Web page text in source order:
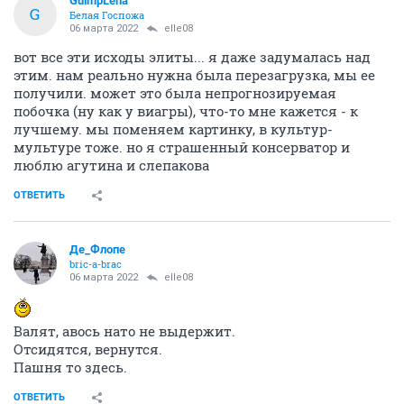
G
Белая Госпожа
06 марта 2022 elle08
вот все эти исходы элиты... я даже задумалась над
этим. нам реально нужна была перезагрузка, мы ее
получили. может это была непрогнозируемая
побочка (ну как у виагры), что-то мне кажется - к
лучшему. мы поменяем картинку, в культур-
мультуре тоже. но я страшенный консерватор и
люблю агутина и слепакова
ОТВЕТИТЬ
Де_Флопе
bric-a-brac
06 марта 2022 elle08
Валят, авось нато не выдержит.
Отсидятся, вернутся.
Пашня то здесь.
ОТВЕТИТЬ